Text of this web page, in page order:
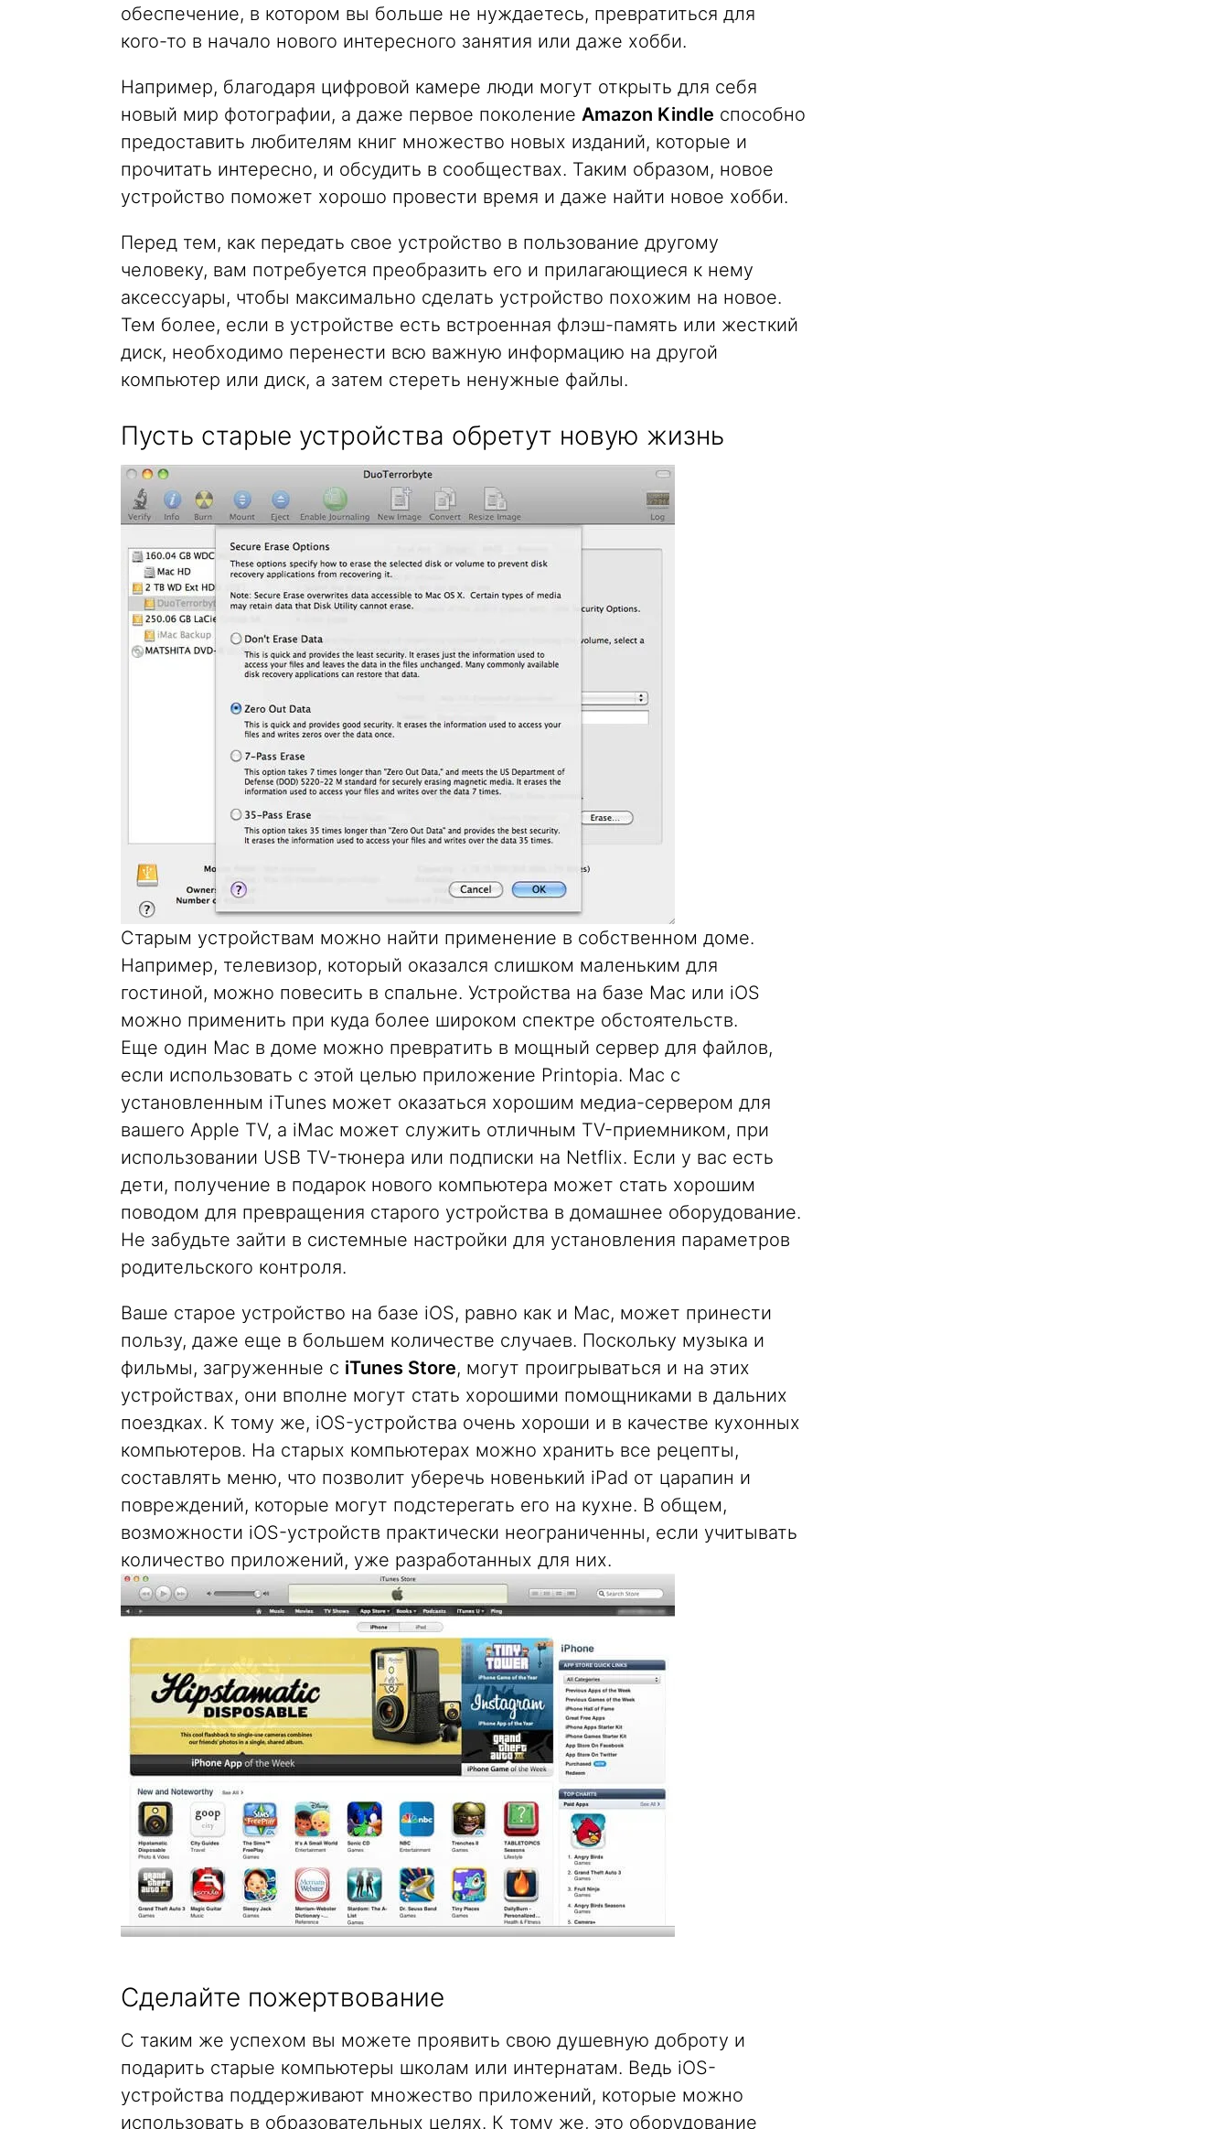
обеспечение, в котором вы больше не нуждаетесь, превратиться для
кого-то в начало нового интересного занятия или даже хобби.
Например, благодаря цифровой камере люди могут открыть для себя
новый мир фотографии, а даже первое поколение Amazon Kindle способно
предоставить любителям книг множество новых изданий, которые и
прочитать интересно, и обсудить в сообществах. Таким образом, новое
устройство поможет хорошо провести время и даже найти новое хобби.
Перед тем, как передать свое устройство в пользование другому
человеку, вам потребуется преобразить его и прилагающиеся к нему
аксессуары, чтобы максимально сделать устройство похожим на новое.
Тем более, если в устройстве есть встроенная флэш-память или жесткий
диск, необходимо перенести всю важную информацию на другой
компьютер или диск, а затем стереть ненужные файлы.
Пусть старые устройства обретут новую жизнь
Старым устройствам можно найти применение в собственном доме.
Например, телевизор, который оказался слишком маленьким для
гостиной, можно повесить в спальне. Устройства на базе Mac или iOS
можно применить при куда более широком спектре обстоятельств.
Еще один Mac в доме можно превратить в мощный сервер для файлов,
если использовать с этой целью приложение Printopia. Mac с
установленным iTunes может оказаться хорошим медиа-сервером для
вашего Apple TV, а iMac может служить отличным TV-приемником, при
использовании USB TV-тюнера или подписки на Netflix. Если у вас есть
дети, получение в подарок нового компьютера может стать хорошим
поводом для превращения старого устройства в домашнее оборудование.
Не забудьте зайти в системные настройки для установления параметров
родительского контроля.
Ваше старое устройство на базе iOS, равно как и Mac, может принести
пользу, даже еще в большем количестве случаев. Поскольку музыка и
фильмы, загруженные с iTunes Store, могут проигрываться и на этих
устройствах, они вполне могут стать хорошими помощниками в дальних
поездках. К тому же, iOS-устройства очень хороши и в качестве кухонных
компьютеров. На старых компьютерах можно хранить все рецепты,
составлять меню, что позволит уберечь новенький iPad от царапин и
повреждений, которые могут подстерегать его на кухне. В общем,
возможности iOS-устройств практически неограниченны, если учитывать
количество приложений, уже разработанных для них.
Сделайте пожертвование
С таким же успехом вы можете проявить свою душевную доброту и
подарить старые компьютеры школам или интернатам. Ведь iOS-
устройства поддерживают множество приложений, которые можно
использовать в образовательных целях. К тому же, это оборудование